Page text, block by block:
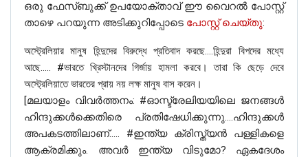
കൂടുതൽ സ്ക്രിപ്റ്റ് ചെയ്ത വീഡിയോകൾ സഞ്ജന
ഗൽറാണിയുടെ ഫേസ്ബുക്ക്
പേജിൽ കാണാം. കുറച്ച്
ദിവസങ്ങൾക്ക് മുമ്പ്, വീഡിയോയുടെ ഒരു ഭാഗം ഒരു
ഫേസ്ബുക്ക് പേജ് പങ്കിട്ടിരുന്നു –
IdeasFactory
, അത്
വൈറലായതിന് സമാനമായ സ്ക്രിപ്റ്റഡ്
വീഡിയോകളും അപ്‌ലോഡ് ചെയ്യുന്നു.
ഒരു ഫേസ്ബുക്ക് ഉപയോക്താവ് ഈ വൈറൽ പോസ്റ്റ്
താഴെ പറയുന്ന അടിക്കുറിപ്പോടെ പോസ്റ്റ് ചെയ്തു:
অস্ট্রেলিয়ার মানুষ হিন্দুদের বিরুদ্ধে প্রতিবাদ করছে….হিন্দুরা বিপদের মধ্যে
আছে….. #ভারতে খ্রিস্টানদের গির্জায় হামলা করবে। তারা কি ছেড়ে দেবে
অস্ট্রেলিয়াতে ভারতের প্রায় নয় লক্ষ মানুষ বাস করেন।
[മലയാളം വിവര്‍ത്തനം: #ഓസ്ട്രേലിയയിലെ ജനങ്ങൾ
ഹിന്ദുക്കൾക്കെതിരെ പ്രതിഷേധിക്കുന്നു….ഹിന്ദുക്കൾ
അപകടത്തിലാണ്….. #ഇന്ത്യ ക്രിസ്ത്യൻ പള്ളികളെ
ആക്രമിക്കും. അവർ ഇന്ത്യ വിടുമോ? ഏകദേശം